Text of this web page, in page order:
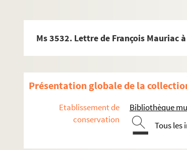
Ms 3532. Lettre de François Mauriac
Présentation globale de la
Etablissement de
conservation
Bibliothèque
Tous les
Ms 3515. Lettres de Jean Mauriac, l'abbé, à
Ms 3518. Gaston Monier. Correspondance de
Ms 3520. Gaston Monier. Correspondance et
Ms 3521. Gaston Monier. Livre de comptes et